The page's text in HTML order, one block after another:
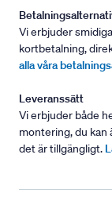
Vi erbjuder
kortbetalning,
alla våra
Leveranssätt
Vi erbjuder både
montering, du kan
det är tillgängligt.